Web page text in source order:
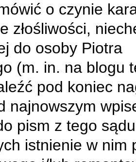
o czynie
złośliwości,
do osoby Piotra
(m. in. na blogu
pod koniec
najnowszym
pism z tego sądu
istnienie w nim